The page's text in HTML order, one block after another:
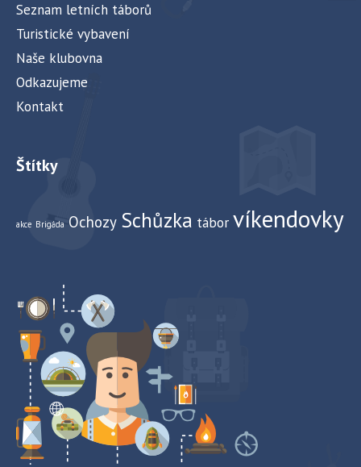
Seznam letních táborů
Turistické vybavení
Naše klubovna
Odkazujeme
Kontakt
Štítky
akce Brigáda Ochozy Schůzka tábor víkendovky